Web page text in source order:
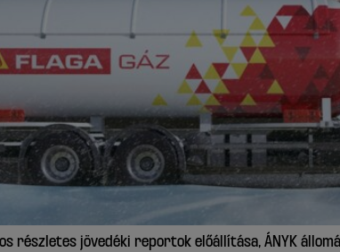
részletes jövedéki reportok előállítása, ÁNYK